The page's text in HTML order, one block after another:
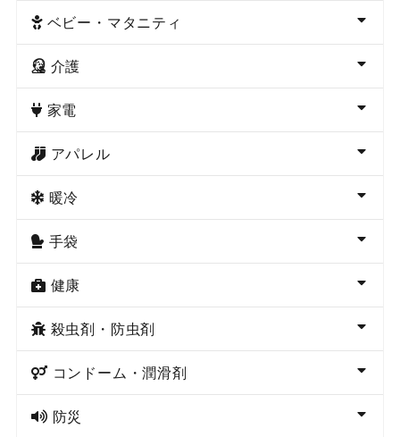
ベビー・マタニティ
介護
家電
アパレル
暖冷
手袋
健康
殺虫剤・防虫剤
コンドーム・潤滑剤
防災